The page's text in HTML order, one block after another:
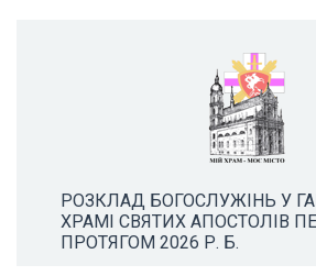
РОЗКЛАД БОГОСЛУЖІНЬ У
ХРАМІ СВЯТИХ АПОСТОЛІВ
ПРОТЯГОМ 2026 Р. Б.